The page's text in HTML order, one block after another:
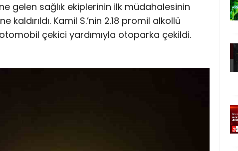
gelen sağlık ekiplerinin ilk müdahalesinin
Kamil S.’nin 2.18 promil alkollü
çekici yardımıyla otoparka çekildi.